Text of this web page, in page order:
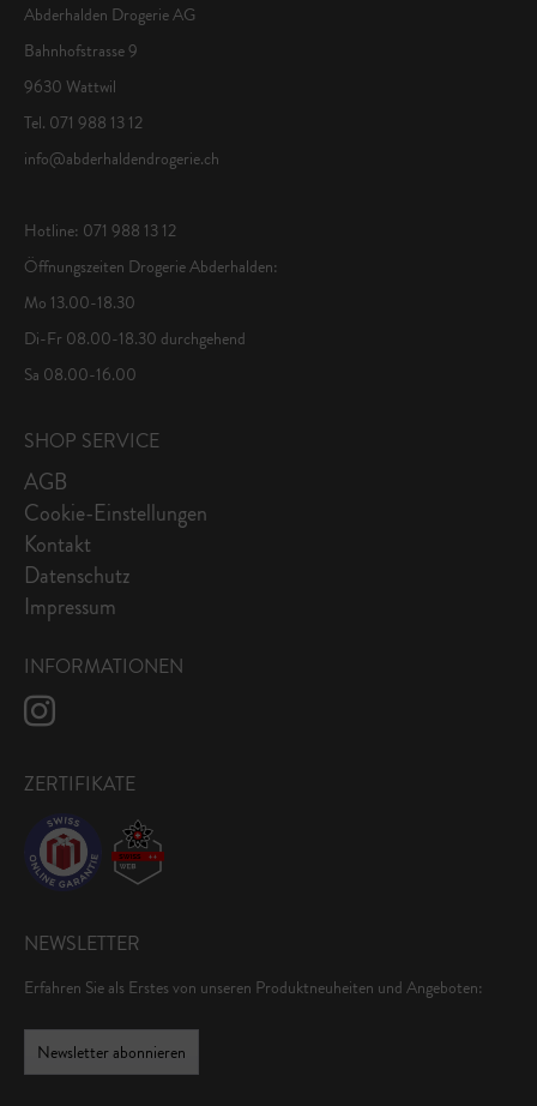
Abderhalden Drogerie AG
Bahnhofstrasse 9
9630 Wattwil
Tel. 071 988 13 12
info@abderhaldendrogerie.ch
Hotline: 071 988 13 12
Öffnungszeiten Drogerie Abderhalden:
Mo 13.00-18.30
Di-Fr 08.00-18.30 durchgehend
Sa 08.00-16.00
SHOP SERVICE
AGB
Cookie-Einstellungen
Kontakt
Datenschutz
Impressum
INFORMATIONEN
ZERTIFIKATE
NEWSLETTER
Erfahren Sie als Erstes von unseren Produktneuheiten und Angeboten:
Newsletter abonnieren